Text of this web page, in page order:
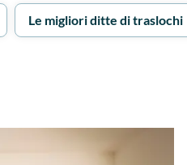
Le migliori ditte di traslochi